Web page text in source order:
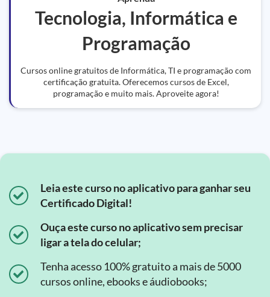
Tecnologia, Informática e
Programação
Cursos online gratuitos de Informática, TI e programação com
certificação gratuita. Oferecemos cursos de Excel,
programação e muito mais. Aproveite agora!
Leia este curso no aplicativo para ganhar seu
Certificado Digital!
Ouça este curso no aplicativo sem precisar
ligar a tela do celular;
Tenha acesso 100% gratuito a mais de 5000
cursos online, ebooks e áudiobooks;